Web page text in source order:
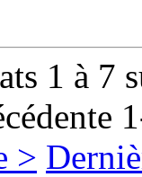
1 à 7
>